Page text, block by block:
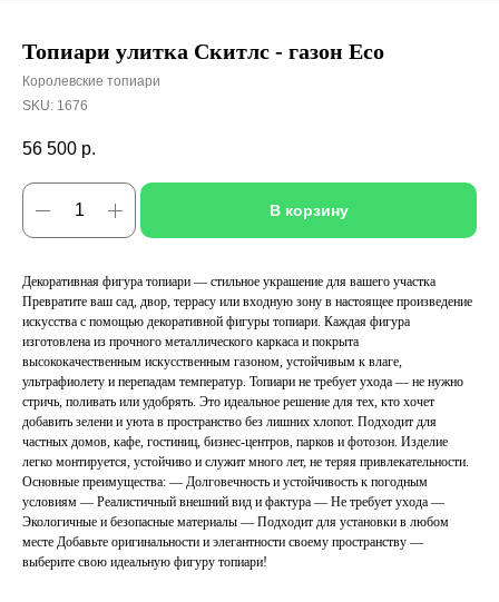
Топиари улитка Скитлс - газон Eco
Королевские топиари
SKU: 1676
56 500 р.
В корзину
Декоративная фигура топиари — стильное украшение для вашего участка
Превратите ваш сад, двор, террасу или входную зону в настоящее произведение
искусства с помощью декоративной фигуры топиари. Каждая фигура
изготовлена из прочного металлического каркаса и покрыта
высококачественным искусственным газоном, устойчивым к влаге,
ультрафиолету и перепадам температур. Топиари не требует ухода — не нужно
стричь, поливать или удобрять. Это идеальное решение для тех, кто хочет
добавить зелени и уюта в пространство без лишних хлопот. Подходит для
частных домов, кафе, гостиниц, бизнес-центров, парков и фотозон. Изделие
легко монтируется, устойчиво и служит много лет, не теряя привлекательности.
Основные преимущества: — Долговечность и устойчивость к погодным
условиям — Реалистичный внешний вид и фактура — Не требует ухода —
Экологичные и безопасные материалы — Подходит для установки в любом
месте Добавьте оригинальности и элегантности своему пространству —
выберите свою идеальную фигуру топиари!